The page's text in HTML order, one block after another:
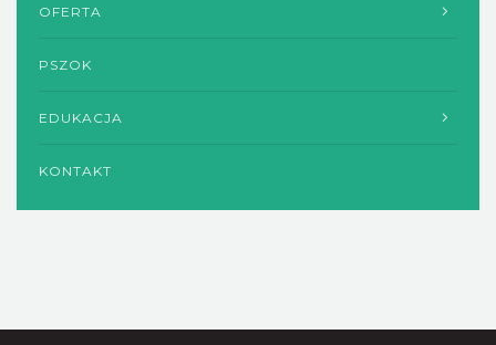
OFERTA
PSZOK
EDUKACJA
KONTAKT